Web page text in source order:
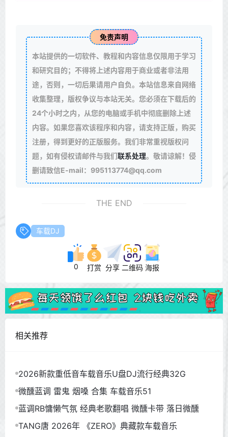
免责声明
本站提供的一切软件、教程和内容信息仅限用于学习
和研究目的；不得将上述内容用于商业或者非法用
途，否则，一切后果请用户自负。本站信息来自网络
收集整理，版权争议与本站无关。您必须在下载后的
24个小时之内，从您的电脑或手机中彻底删除上述
内容。如果您喜欢该程序和内容，请支持正版，购买
注册，得到更好的正版服务。我们非常重视版权问
题，如有侵权请邮件与我们联系处理。敬请谅解！侵
删请致信E-mail：995113774@qq.com
THE END
车载DJ
0 打赏 分享 二维码 海报
相关推荐
2026新款重低音车载音乐U盘DJ流行经典32G
微醺蓝调 雷鬼 烟嗓 合集 车载音乐51
蓝调RB慵懒气氛 经典老歌翻唱 微醺卡带 落日微醺
TANG唐 2026年 《ZERO》典藏款车载音乐